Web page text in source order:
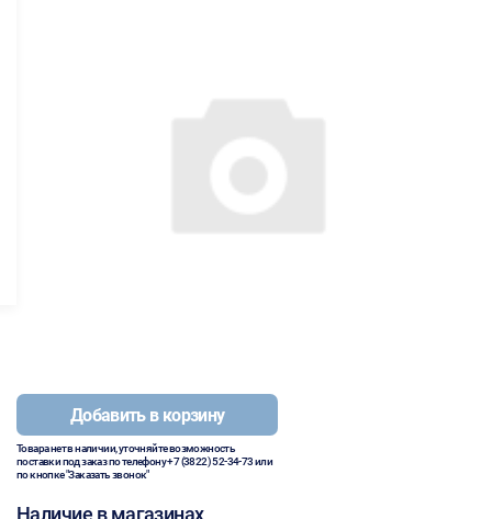
Добавить в корзину
Товара нет в наличии, уточняйте возможность
поставки под заказ по телефону+7 (3822) 52-34-73или
по кнопке "Заказать звонок"
Наличие в магазинах